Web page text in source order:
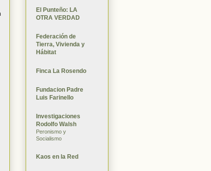
El Punteño: LA
OTRA VERDAD
Federación de
Tierra, Vivienda y
Hábitat
Finca La Rosendo
Fundacion Padre
Luis Farinello
Investigaciones
Rodolfo Walsh
Peronismo y
Socialismo
Kaos en la Red